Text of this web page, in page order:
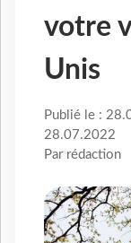
votre
Unis
Publié le :
28.07.2022
Par rédaction